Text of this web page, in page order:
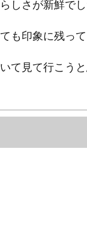
しさが新鮮でし
も印象に残って
て見て行こうと